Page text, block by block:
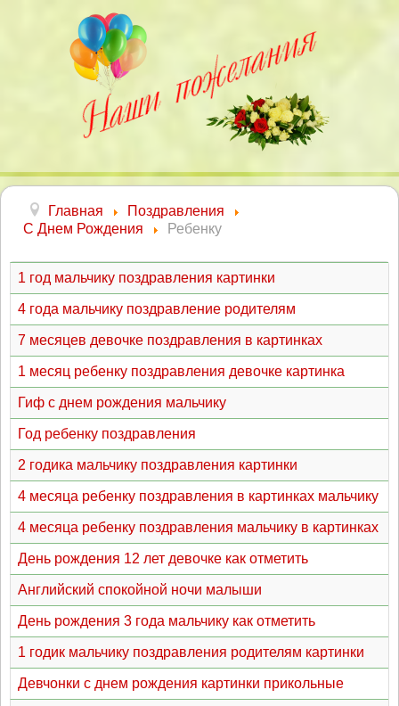
Главная
Поздравления
С Днем Рождения
Ребенку
1 год мальчику поздравления картинки
4 года мальчику поздравление родителям
7 месяцев девочке поздравления в картинках
1 месяц ребенку поздравления девочке картинка
Гиф с днем рождения мальчику
Год ребенку поздравления
2 годика мальчику поздравления картинки
4 месяца ребенку поздравления в картинках мальчику
4 месяца ребенку поздравления мальчику в картинках
День рождения 12 лет девочке как отметить
Английский спокойной ночи малыши
День рождения 3 года мальчику как отметить
1 годик мальчику поздравления родителям картинки
Девчонки с днем рождения картинки прикольные